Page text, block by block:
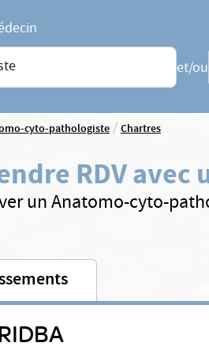
et/ou
cyto-pathologiste/Chartres
RDV
un Anatomo-cyto-